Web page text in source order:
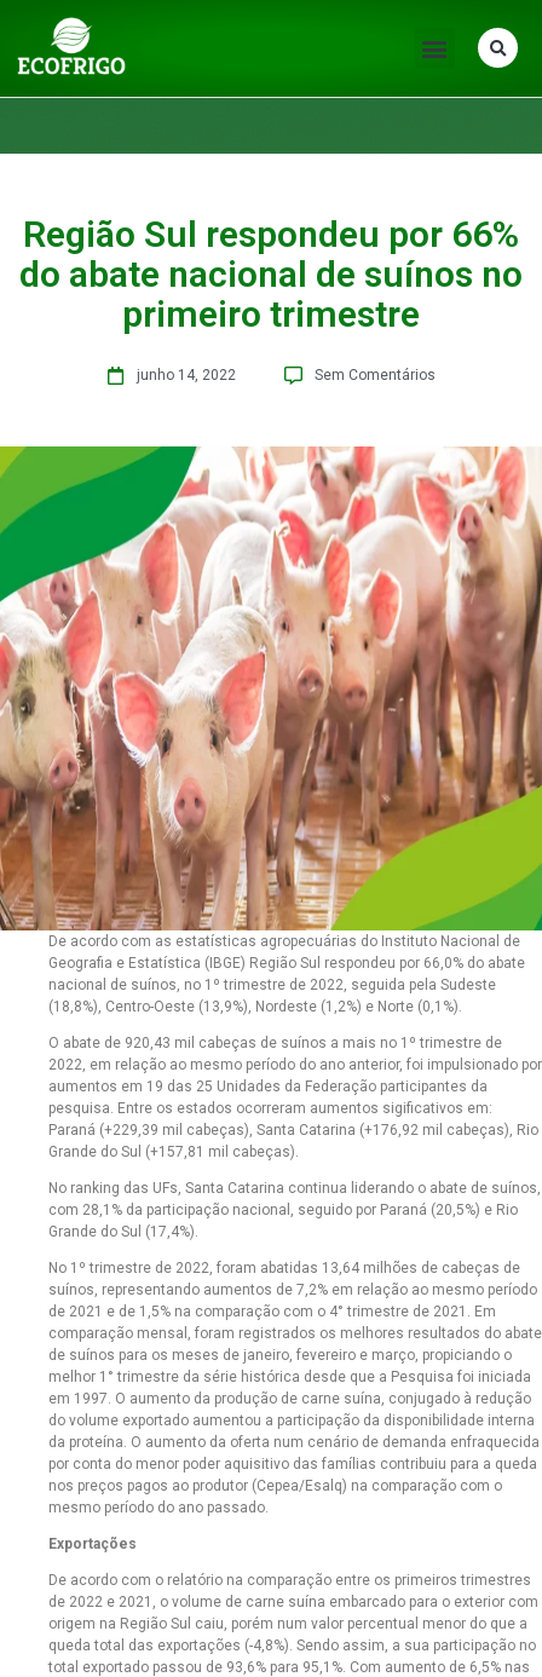
Região Sul respondeu por 66%
do abate nacional de suínos no
primeiro trimestre
junho 14, 2022 Sem Comentários
De acordo com as estatísticas agropecuárias do Instituto Nacional de
Geografia e Estatística (IBGE) Região Sul respondeu por 66,0% do abate
nacional de suínos, no 1º trimestre de 2022, seguida pela Sudeste
(18,8%), Centro-Oeste (13,9%), Nordeste (1,2%) e Norte (0,1%).
O abate de 920,43 mil cabeças de suínos a mais no 1º trimestre de
2022, em relação ao mesmo período do ano anterior, foi impulsionado por
aumentos em 19 das 25 Unidades da Federação participantes da
pesquisa. Entre os estados ocorreram aumentos sigificativos em:
Paraná (+229,39 mil cabeças), Santa Catarina (+176,92 mil cabeças), Rio
Grande do Sul (+157,81 mil cabeças).
No ranking das UFs, Santa Catarina continua liderando o abate de suínos,
com 28,1% da participação nacional, seguido por Paraná (20,5%) e Rio
Grande do Sul (17,4%).
No 1º trimestre de 2022, foram abatidas 13,64 milhões de cabeças de
suínos, representando aumentos de 7,2% em relação ao mesmo período
de 2021 e de 1,5% na comparação com o 4° trimestre de 2021. Em
comparação mensal, foram registrados os melhores resultados do abate
de suínos para os meses de janeiro, fevereiro e março, propiciando o
melhor 1° trimestre da série histórica desde que a Pesquisa foi iniciada
em 1997. O aumento da produção de carne suína, conjugado à redução
do volume exportado aumentou a participação da disponibilidade interna
da proteína. O aumento da oferta num cenário de demanda enfraquecida
por conta do menor poder aquisitivo das famílias contribuiu para a queda
nos preços pagos ao produtor (Cepea/Esalq) na comparação com o
mesmo período do ano passado.
Exportações
De acordo com o relatório na comparação entre os primeiros trimestres
de 2022 e 2021, o volume de carne suína embarcado para o exterior com
origem na Região Sul caiu, porém num valor percentual menor do que a
queda total das exportações (-4,8%). Sendo assim, a sua participação no
total exportado passou de 93,6% para 95,1%. Com aumento de 6,5% nas